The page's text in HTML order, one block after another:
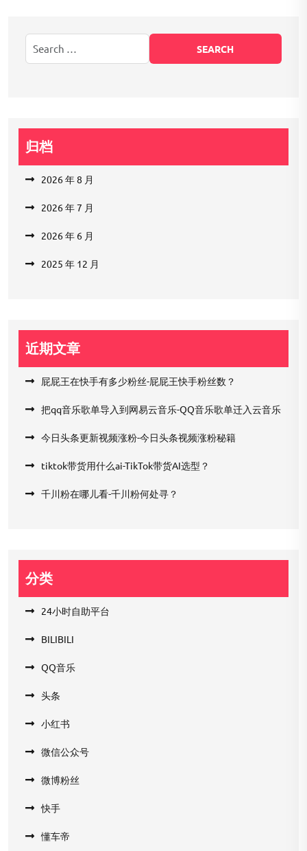
归档
2026 年 8 月
2026 年 7 月
2026 年 6 月
2025 年 12 月
近期文章
屁屁王在快手有多少粉丝-屁屁王快手粉丝数？
把qq音乐歌单导入到网易云音乐-QQ音乐歌单迁入云音乐
今日头条更新视频涨粉-今日头条视频涨粉秘籍
tiktok带货用什么ai-TikTok带货AI选型？
千川粉在哪儿看-千川粉何处寻？
分类
24小时自助平台
BILIBILI
QQ音乐
头条
小红书
微信公众号
微博粉丝
快手
懂车帝